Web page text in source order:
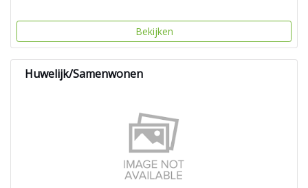
Bekijken
Huwelijk/Samenwonen